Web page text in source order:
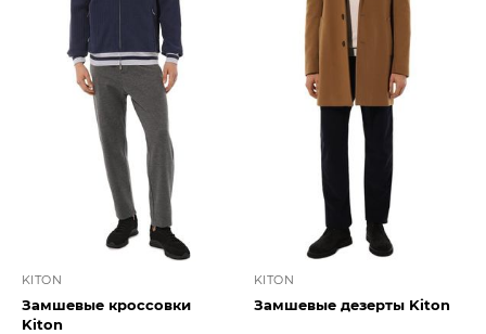
KITON
Замшевые кроссовки
Kiton
KITON
Замшевые дезерты Kiton